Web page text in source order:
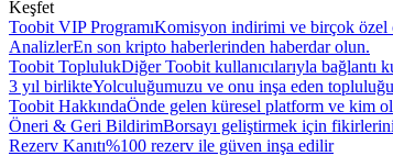
Keşfet
Toobit VIP ProgramıKomisyon indirimi ve birçok özel
AnalizlerEn son kripto haberlerinden haberdar olun.
Toobit ToplulukDiğer Toobit kullanıcılarıyla bağlantı
3 yıl birlikteYolculuğumuzu ve onu inşa eden
Toobit HakkındaÖnde gelen küresel platform ve kim
Öneri & Geri BildirimBorsayı geliştirmek için
Rezerv Kanıtı%100 rezerv ile güven inşa edilir